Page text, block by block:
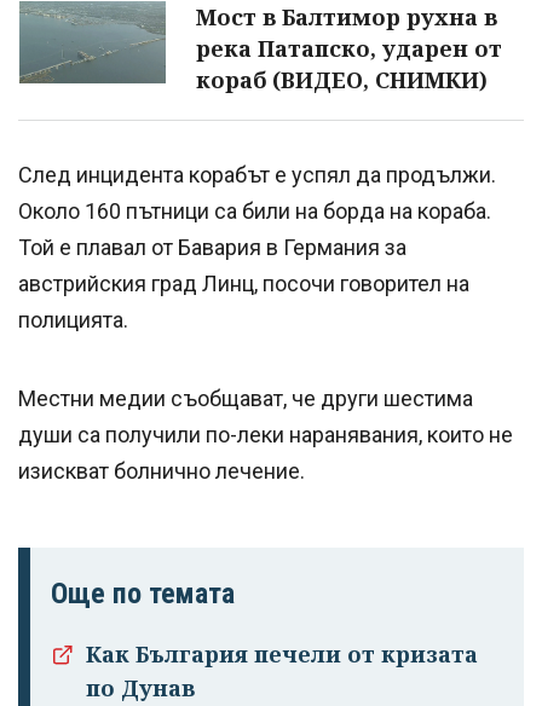
Мост в Балтимор рухна в
река Патапско, ударен от
кораб (ВИДЕО, СНИМКИ)
След инцидента корабът е успял да продължи.
Около 160 пътници са били на борда на кораба.
Той е плавал от Бавария в Германия за
австрийския град Линц, посочи говорител на
полицията.
Местни медии съобщават, че други шестима
души са получили по-леки наранявания, които не
изискват болнично лечение.
Още по темата
Как България печели от кризата
по Дунав